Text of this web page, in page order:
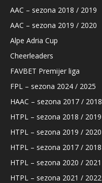
AAC – sezona 2018 / 2019
AAC – sezona 2019 / 2020
Alpe Adria Cup
Cheerleaders
FAVBET Premijer liga
FPL – sezona 2024 / 2025
HAAC – sezona 2017 / 2018
HTPL – sezona 2018 / 2019
HTPL – sezona 2019 / 2020
HTPL – sezona 2017 / 2018
HTPL – sezona 2020 / 2021
HTPL – sezona 2021 / 2022